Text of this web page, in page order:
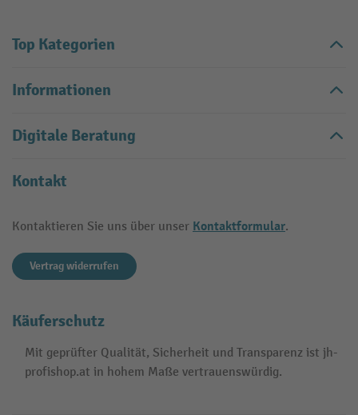
Top Kategorien
Informationen
Digitale Beratung
Kontakt
Kontaktieren Sie uns über unser Kontaktformular.
Vertrag widerrufen
Käuferschutz
Mit geprüfter Qualität, Sicherheit und Transparenz ist jh-
profishop.at in hohem Maße vertrauenswürdig.